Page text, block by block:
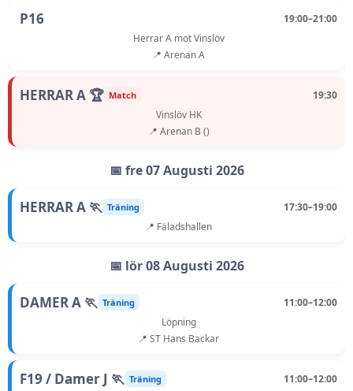
P16
19:00–21:00
Herrar A mot Vinslöv
📍 Arenan A
HERRAR A 🏆 Match
19:30
Vinslöv HK
📍 Arenan B ()
📅 fre 07 Augusti 2026
HERRAR A 🏃 Träning
17:30–19:00
📍 Fäladshallen
📅 lör 08 Augusti 2026
DAMER A 🏃 Träning
11:00–12:00
Löpning
📍 ST Hans Backar
F19 / Damer J 🏃 Träning
11:00–12:00